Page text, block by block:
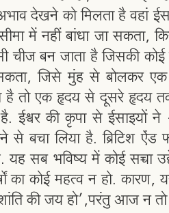
देखने को मिलता है वहां
में नहीं बांधा जा सकता,
चीज बन जाता है जिसकी
सकता, जिसे मुंह से बोलकर
है तो एक हृदय से दूसरे हृदय
ईश्वर की कृपा से ईसाइयों
से बचा लिया है. ब्रिटिश
यह सब भविष्य में कोई सच्चा
का कोई महत्व न हो. कारण,
की जय हो’,परंतु आज न